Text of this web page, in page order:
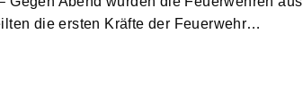
die ersten Kräfte der Feuerwehr…